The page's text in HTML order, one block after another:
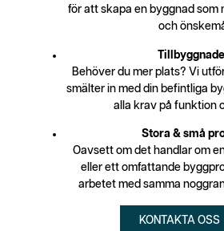
för att skapa en byggnad som
och
Behöver du mer plats? Vi
smälter in med din befintliga
alla krav på funktion
Stora & små
Oavsett om det handlar om
eller ett omfattande
arbetet med samma
KONTAKTA OSS